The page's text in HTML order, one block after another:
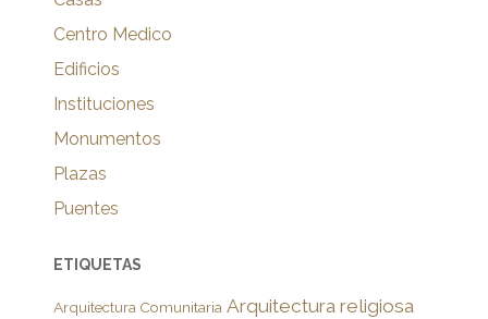
Centro Medico
Edificios
Instituciones
Monumentos
Plazas
Puentes
ETIQUETAS
Arquitectura Comunitaria Arquitectura religiosa